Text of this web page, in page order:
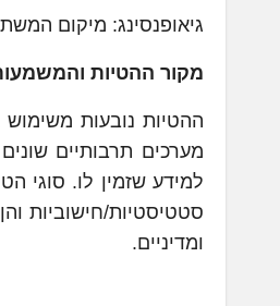
גיאופנסינג: מיקום
מקור ההטיות
ההטיות נובעות
מערכים תרבותיים
למידע שזמין לו. סוגי
סטטיסטיות/חישוביות
ומדיניים.